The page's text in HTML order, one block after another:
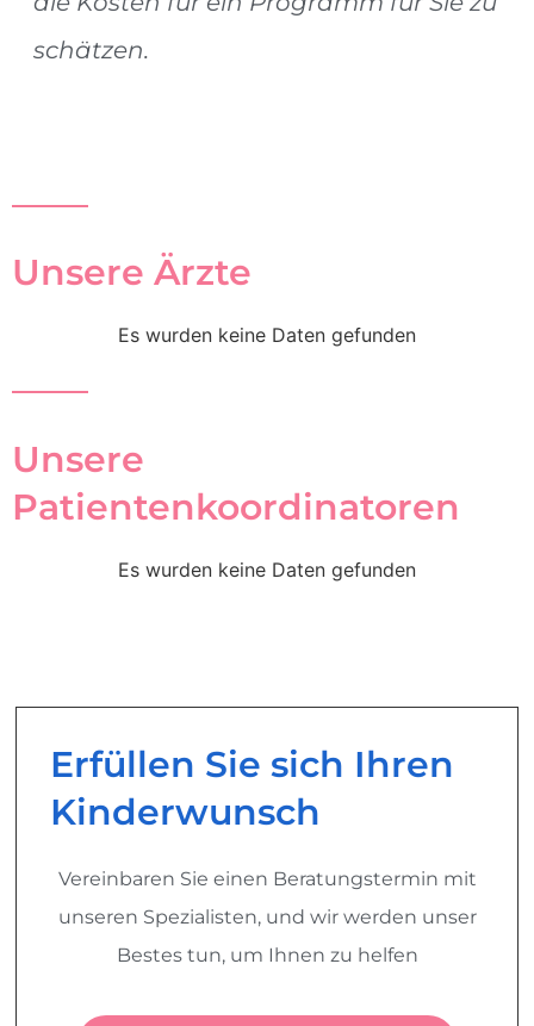
schätzen.
Unsere Ärzte
Es wurden keine Daten gefunden
Unsere
Patientenkoordinatoren
Es wurden keine Daten gefunden
Erfüllen Sie sich Ihren
Kinderwunsch
Vereinbaren Sie einen Beratungstermin mit
unseren Spezialisten, und wir werden unser
Bestes tun, um Ihnen zu helfen